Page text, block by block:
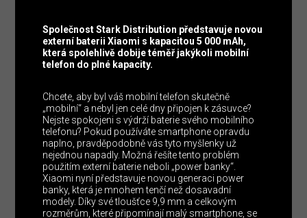
Společnost Stark Distribution představuje novou
externí baterii Xiaomi s kapacitou 5 000 mAh,
která spolehlivě dobije téměř jakýkoli mobilní
telefon do plné kapacity.
Chcete, aby byl váš mobilní telefon skutečně
„mobilní“ a nebyl jen celé dny připojen k zásuvce?
Nejste spokojeni s výdrží baterie svého mobilního
telefonu? Pokud používáte smartphone opravdu
naplno, pravděpodobně vás tyto myšlenky už
nejednou napadly. Možná řešíte tento problém
použitím externí baterie neboli „power banky“.
Xiaomi nyní představuje novou generaci power
banky, která je mnohem tenčí než dosavadní
modely. Díky své tloušťce 9,9 mm a celkovým
rozměrům, které připomínají malý smartphone, se